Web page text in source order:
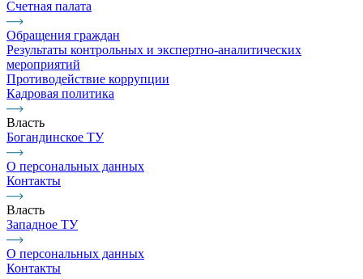
Счетная палата
Обращения граждан
Результаты контрольных и экспертно-аналитических
мероприятий
Противодействие коррупции
Кадровая политика
Власть
Богандинское ТУ
О персональных данных
Контакты
Власть
Западное ТУ
О персональных данных
Контакты